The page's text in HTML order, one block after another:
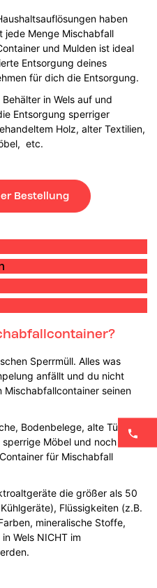
haben
jede Menge Mischabfall
und Mulden ist ideal
Entsorgung deines
für dich die Entsorgung.
in Wels auf und
Entsorgung sperriger
Holz, alter Textilien,
etc.
Bestellung
Sperrmüll. Alles was
anfällt und du nicht
seinen
Bodenbelege, alte Türen,
Möbel und noch mehr
für Mischabfall
die größer als 50
Flüssigkeiten (z.B.
mineralische Stoffe,
Wels NICHT im